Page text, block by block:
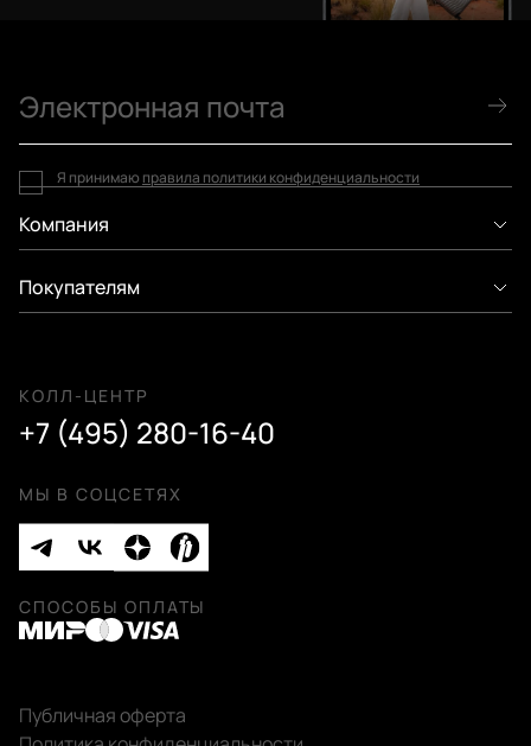
Компания
Покупателям
КОЛЛ-ЦЕНТР
+7 (495) 280-16-40
МЫ В СОЦСЕТЯХ
Я принимаю правила политики конфиденциальности
Публичная оферта
СПОСОБЫ ОПЛАТЫ